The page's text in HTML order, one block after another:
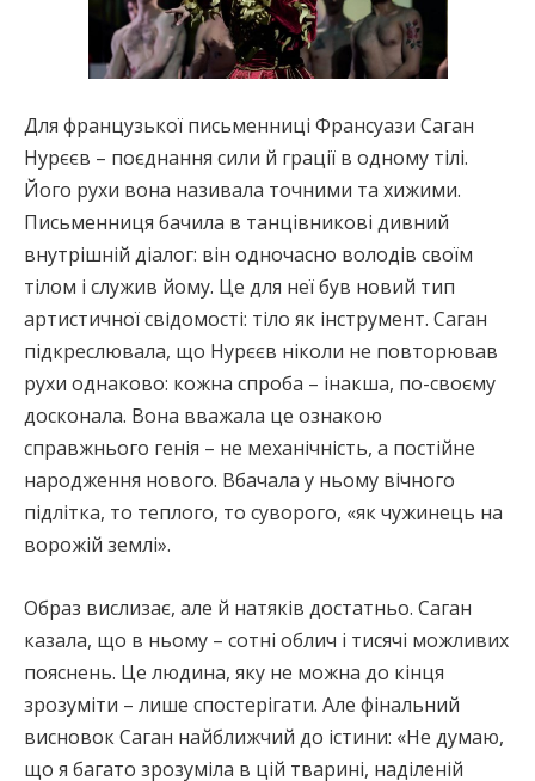
Для французької письменниці Франсуази Саган
Нурєєв – поєднання сили й грації в одному тілі.
Його рухи вона називала точними та хижими.
Письменниця бачила в танцівникові дивний
внутрішній діалог: він одночасно володів своїм
тілом і служив йому. Це для неї був новий тип
артистичної свідомості: тіло як інструмент. Саган
підкреслювала, що Нурєєв ніколи не повторював
рухи однаково: кожна спроба – інакша, по-своєму
досконала. Вона вважала це ознакою
справжнього генія – не механічність, а постійне
народження нового. Вбачала у ньому вічного
підлітка, то теплого, то суворого, «як чужинець на
ворожій землі».
Образ вислизає, але й натяків достатньо. Саган
казала, що в ньому – сотні облич і тисячі можливих
пояснень. Це людина, яку не можна до кінця
зрозуміти – лише спостерігати. Але фінальний
висновок Саган найближчий до істини: «Не думаю,
що я багато зрозуміла в цій тварині, наділеній